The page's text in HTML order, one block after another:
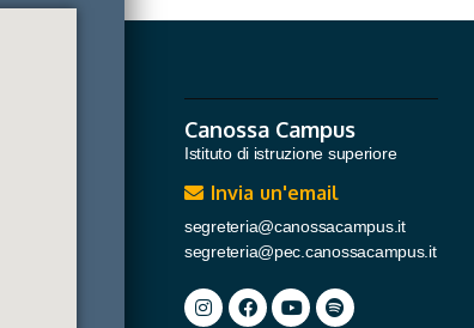
Canossa Campus
Istituto di istruzione superiore
Invia un'email
segreteria@canossacampus.it
segreteria@pec.canossacampus.it